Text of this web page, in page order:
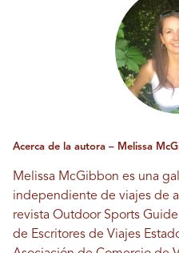
Acerca de la autora – Melissa
Melissa McGibbon es una
independiente de viajes de
revista Outdoor Sports
de Escritores de Viajes